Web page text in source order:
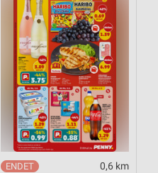
0,6 km